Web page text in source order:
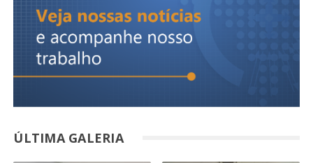
ÚLTIMA GALERIA